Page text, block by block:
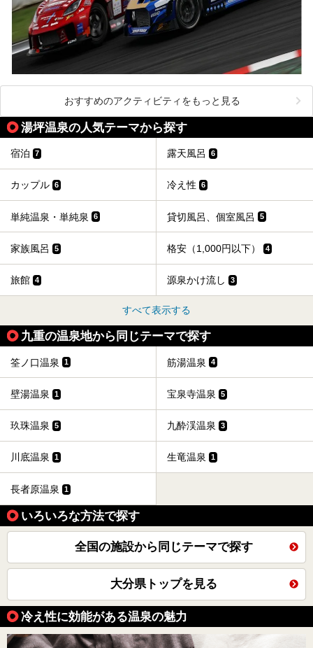
おすすめのアクティビティをもっと見る
湯坪温泉の人気テーマから探す
宿泊 7 露天風呂 6
カップル 6 冷え性 6
単純温泉・単純泉 6 貸切風呂、個室風呂 5
家族風呂 5 格安（1,000円以下） 4
旅館 4 源泉かけ流し 3
すべて表示する
九重の温泉地から同じテーマで探す
筌ノ口温泉 1 筋湯温泉 4
壁湯温泉 1 宝泉寺温泉 5
玖珠温泉 5 九酔渓温泉 3
川底温泉 1 生竜温泉 1
長者原温泉 1
いろいろな方法で探す
全国の施設から同じテーマで探す
大分県トップを見る
冷え性に効能がある温泉の魅力